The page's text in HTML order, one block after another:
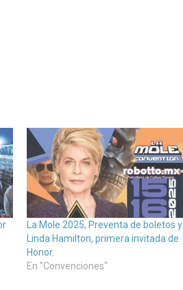
La Mole 2025, Preventa de boletos y
Linda Hamilton, primera invitada de
Honor.
En "Convenciones"